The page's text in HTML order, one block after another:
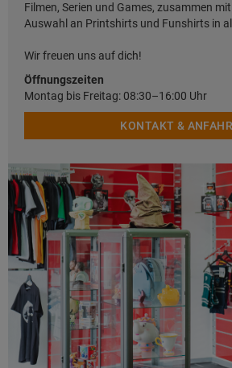
Filmen, Serien und Games, zusammen
Auswahl an Printshirts und Funshirts in
Wir freuen uns auf dich!
Öffnungszeiten
Montag bis Freitag: 08:30–16:00 Uhr
KONTAKT &